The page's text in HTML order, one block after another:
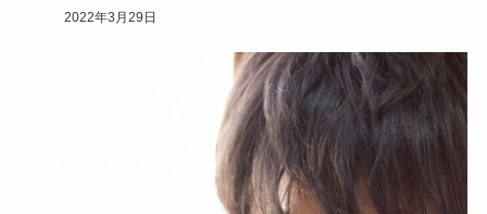
はケース別に厳…
2022年3月29日